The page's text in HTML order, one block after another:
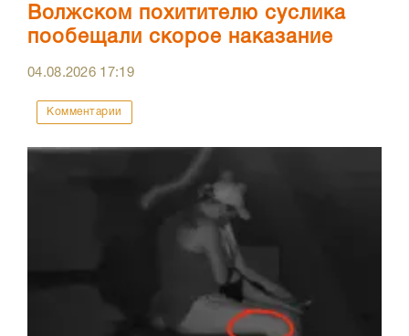
Волжском похитителю суслика
пообещали скорое наказание
04.08.2026 17:19
Комментарии